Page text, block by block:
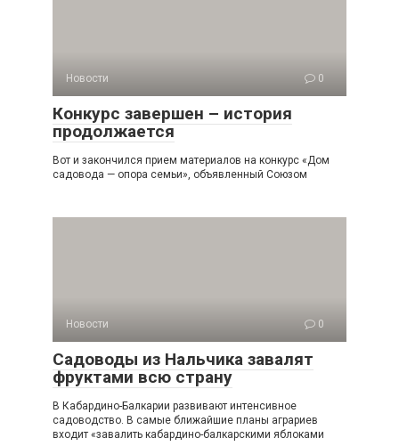
Новости 0
Конкурс завершен – история
продолжается
Вот и закончился прием материалов на конкурс «Дом
садовода — опора семьи», объявленный Союзом
Новости 0
Садоводы из Нальчика завалят
фруктами всю страну
В Кабардино-Балкарии развивают интенсивное
садоводство. В самые ближайшие планы аграриев
входит «завалить кабардино-балкарскими яблоками